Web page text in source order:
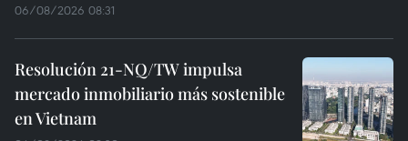
06/08/2026 08:31
Resolución 21-NQ/TW impulsa
mercado inmobiliario más sostenible
en Vietnam